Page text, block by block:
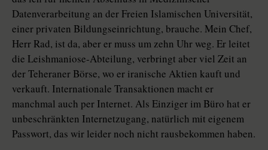
Datenverarbeitung an der Freien Islamischen Universität,
einer privaten Bildungseinrichtung, brauche. Mein Chef,
Herr Rad, ist da, aber er muss um zehn Uhr weg. Er leitet
die Leishmaniose-Abteilung, verbringt aber viel Zeit an
der Teheraner Börse, wo er iranische Aktien kauft und
verkauft. Internationale Transaktionen macht er
manchmal auch per Internet. Als Einziger im Büro hat er
unbeschränkten Internetzugang, natürlich mit eigenem
Passwort, das wir leider noch nicht rausbekommen haben.